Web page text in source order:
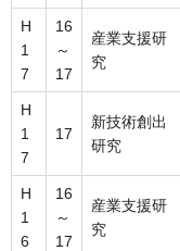
H
1
7
16
～
17
産業支援研
究
H
1
7
17
新技術創出
研究
H
1
6
16
～
17
産業支援研
究